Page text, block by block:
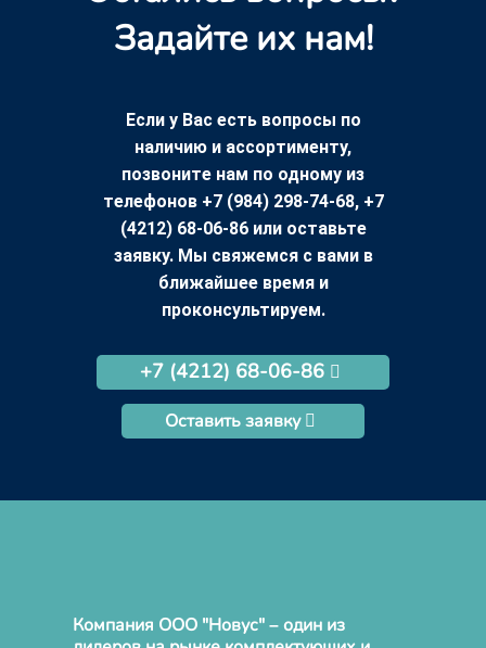
Задайте их нам!
Если у Вас есть вопросы по
наличию и ассортименту,
позвоните нам по одному из
телефонов +7 (984) 298-74-68, +7
(4212) 68-06-86 или оставьте
заявку. Мы свяжемся с вами в
ближайшее время и
проконсультируем.
+7 (4212) 68-06-86
Оставить заявку
Компания ООО "Новус" – один из